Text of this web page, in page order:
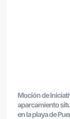
Moción de
aparcamiento
en la playa de